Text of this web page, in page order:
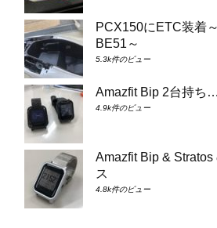
PCX150にETC装着
BE51～
5.3k件のビュー
Amazfit Bip 2台持ち
4.9k件のビュー
Amazfit Bip &
ス
4.8k件のビュー